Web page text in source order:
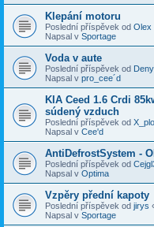
Klepání motoru
Poslední příspěvek od Olex
Napsal v Sportage
Voda v aute
Poslední příspěvek od
Napsal v pro_cee´d
KIA Ceed 1.6 Crdi
súdený vzduch
Poslední příspěvek od
Napsal v Cee'd
AntiDefrostSystem -
Poslední příspěvek od
Napsal v Optima
Vzpěry přední kapoty
Poslední příspěvek od jirys
Napsal v Sportage